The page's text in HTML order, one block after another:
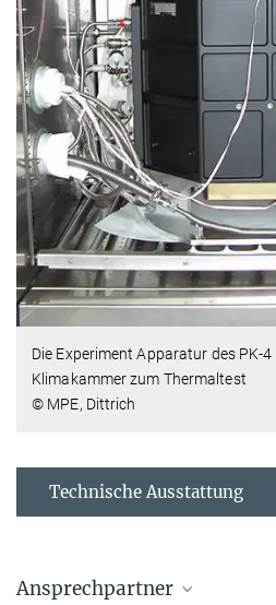
Die Experiment Apparatur des PK-
Klimakammer zum Thermaltest
© MPE, Dittrich
Technische Ausstattung
Ansprechpartner